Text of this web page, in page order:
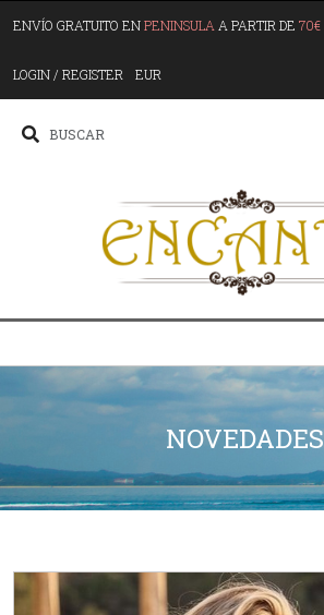
ENVÍO GRATUITO ENPENINSULA A PARTIR DE 70€
LOGIN / REGISTER EUR
NOVEDADES